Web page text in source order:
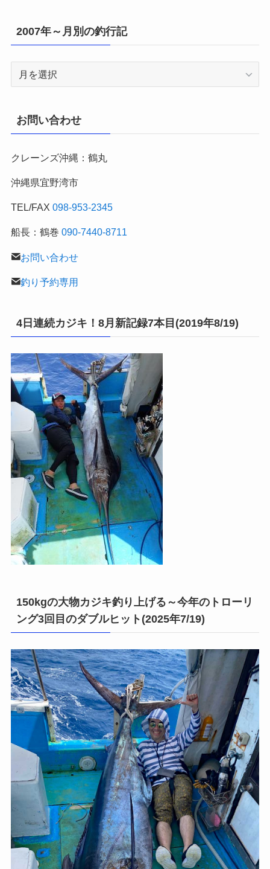
2007年～月別の釣行記
2007
月
別
釣
記
お問い合わせ
クレーンズ沖縄：鶴丸
沖縄県宜野湾市
TEL/FAX 098-953-2345
船長：鶴巻 090-7440-8711
お問い合わせ
釣り予約専用
4日連続カジキ！8月新記録7本目(2019年8/19)
150kgの大物カジキ釣り上げる～今年のトローリ
ング3回目のダブルヒット(2025年7/19)